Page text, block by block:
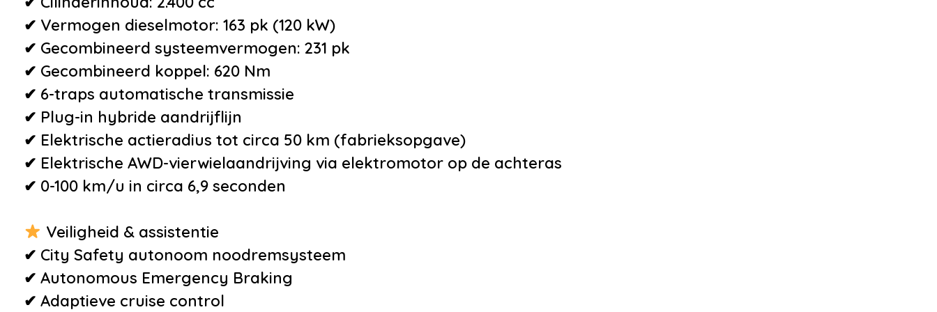
•Koplampen adaptief
•Koplampreiniging
•LED achterlichten
•LED dagrijverlichting
•Mistlampen voor
•Parkeersensor achter
•Sport uitlaat
•Uitlaat sierstuk
•Achteruitrijcamera
• Autonomous Emergency
Braking
• Brake Assist System
waarschuwing
•Automatisch dimmende
✔ Vermogen dieselmotor: 163 pk (120 kW)
✔ Gecombineerd systeemvermogen: 231 pk
✔ Gecombineerd koppel: 620 Nm
✔ 6-traps automatische transmissie
✔ Plug-in hybride aandrijflijn
✔ Elektrische actieradius tot circa 50 km (fabrieksopgave)
✔ Elektrische AWD-vierwielaandrijving via elektromotor op de achteras
✔ 0-100 km/u in circa 6,9 seconden
Veiligheid & assistentie
✔ City Safety autonoom noodremsysteem
✔ Autonomous Emergency Braking
✔ Adaptieve cruise control